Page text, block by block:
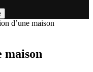
d’une maison
maison